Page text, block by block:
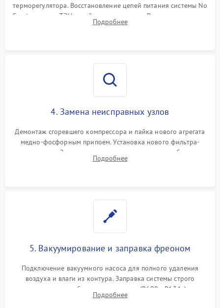
терморегулятора. Восстановление цепей питания системы No
Frost, включая ТЭН оттайки и вентилятор. Ремонт или замена
платы управления при сбоях алгоритмов.
Подробнее
4. Замена неисправных узлов
Демонтаж сгоревшего компрессора и пайка нового агрегата
медно-фосфорным припоем. Установка нового фильтра-
осушителя. Замена изношенных вентиляторов обдува,
сломанных заслонок или поврежденных дверных петель.
Подробнее
5. Вакуумирование и заправка фреоном
Подключение вакуумного насоса для полного удаления
воздуха и влаги из контура. Заправка системы строго
дозированным объемом хладагента (R600a, R134a) по
электронным весам. Контроль рабочего давления в системе.
Подробнее